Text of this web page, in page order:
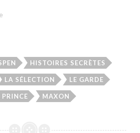
HISTOIRES SECRÈTES
LA SÉLECTION LE GARDE
PRINCE MAXON